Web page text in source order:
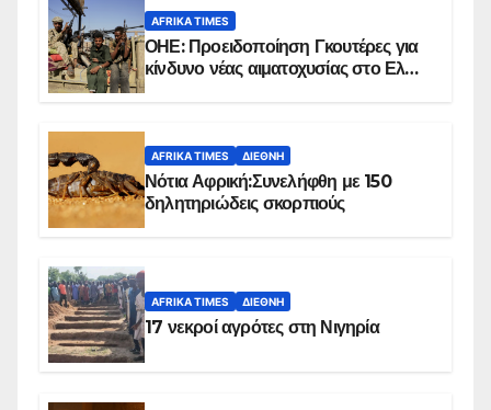
AFRIKA TIMES
ΟΗΕ: Προειδοποίηση Γκουτέρες για
κίνδυνο νέας αιματοχυσίας στο Ελ
AFRIKA TIMES ΔΙΕΘΝΉ
Νότια Αφρική:Συνελήφθη με 150
δηλητηριώδεις σκορπιούς
AFRIKA TIMES ΔΙΕΘΝΉ
17 νεκροί αγρότες στη Νιγηρία